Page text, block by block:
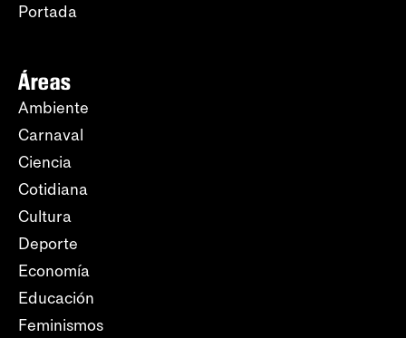
Portada
Áreas
Ambiente
Carnaval
Ciencia
Cotidiana
Cultura
Deporte
Economía
Educación
Feminismos